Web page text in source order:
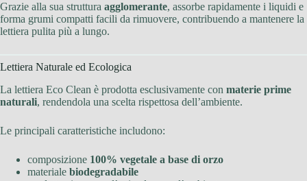
Grazie alla sua struttura agglomerante, assorbe rapidamente i liquidi e
forma grumi compatti facili da rimuovere, contribuendo a mantenere la
lettiera pulita più a lungo.
Lettiera Naturale ed Ecologica
La lettiera Eco Clean è prodotta esclusivamente con materie prime
naturali, rendendola una scelta rispettosa dell’ambiente.
Le principali caratteristiche includono:
composizione 100% vegetale a base di orzo
materiale biodegradabile